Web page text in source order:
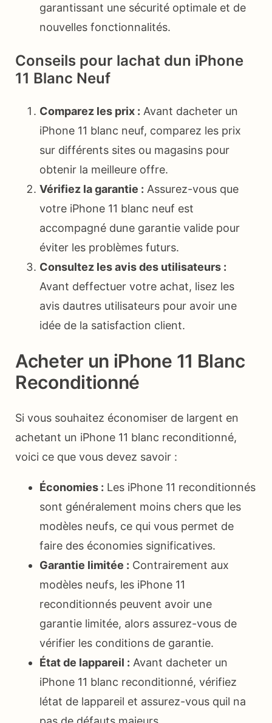
garantissant une sécurité optimale et de
nouvelles fonctionnalités.
Conseils pour lachat dun iPhone
11 Blanc Neuf
Comparez les prix : Avant dacheter un
iPhone 11 blanc neuf, comparez les prix
sur différents sites ou magasins pour
obtenir la meilleure offre.
Vérifiez la garantie : Assurez-vous que
votre iPhone 11 blanc neuf est
accompagné dune garantie valide pour
éviter les problèmes futurs.
Consultez les avis des utilisateurs :
Avant deffectuer votre achat, lisez les
avis dautres utilisateurs pour avoir une
idée de la satisfaction client.
Acheter un iPhone 11 Blanc
Reconditionné
Si vous souhaitez économiser de largent en
achetant un iPhone 11 blanc reconditionné,
voici ce que vous devez savoir :
Économies : Les iPhone 11 reconditionnés
sont généralement moins chers que les
modèles neufs, ce qui vous permet de
faire des économies significatives.
Garantie limitée : Contrairement aux
modèles neufs, les iPhone 11
reconditionnés peuvent avoir une
garantie limitée, alors assurez-vous de
vérifier les conditions de garantie.
État de lappareil : Avant dacheter un
iPhone 11 blanc reconditionné, vérifiez
létat de lappareil et assurez-vous quil na